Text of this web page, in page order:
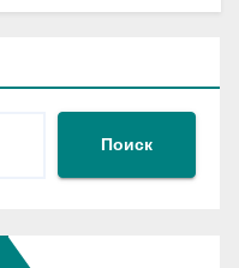
Поиск